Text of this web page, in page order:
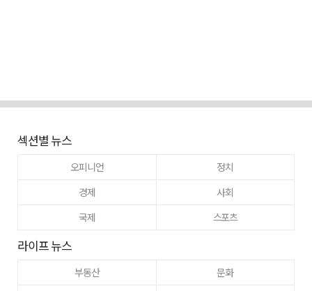
섹션별 뉴스
오피니언
정치
경제
사회
국제
스포츠
라이프 뉴스
부동산
문화